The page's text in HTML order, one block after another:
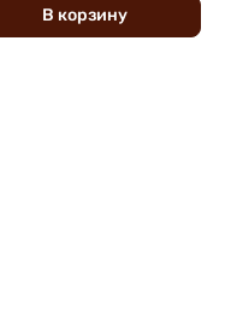
В корзину